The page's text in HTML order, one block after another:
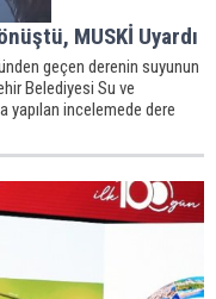
MUSKİ Uyardı
geçen derenin suyunun
Belediyesi Su ve
yapılan incelemede dere